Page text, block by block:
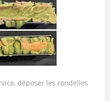
déposer les rondelles